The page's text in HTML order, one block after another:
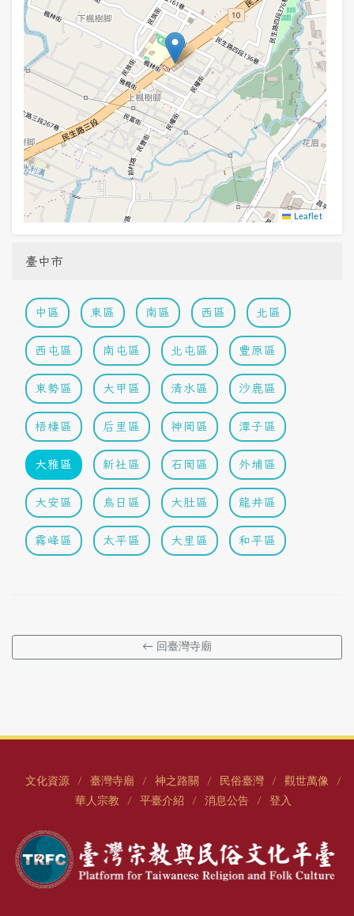
Leaflet
臺中市
中區 東區 南區 西區 北區
西屯區 南屯區 北屯區 豐原區
東勢區 大甲區 清水區 沙鹿區
梧棲區 后里區 神岡區 潭子區
大雅區 新社區 石岡區 外埔區
大安區 烏日區 大肚區 龍井區
霧峰區 太平區 大里區 和平區
← 回臺灣寺廟
文化資源 / 臺灣寺廟 / 神之路關 / 民俗臺灣 / 觀世萬像 /
華人宗教 / 平臺介紹 / 消息公告 / 登入